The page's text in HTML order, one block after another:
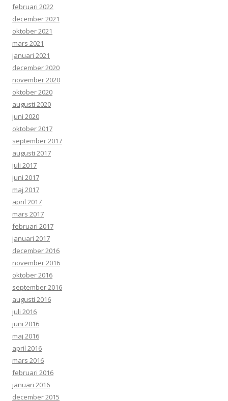
februari 2022
december 2021
oktober 2021
mars 2021
januari 2021
december 2020
november 2020
oktober 2020
augusti 2020
juni 2020
oktober 2017
september 2017
augusti 2017
juli 2017
juni 2017
maj 2017
april 2017
mars 2017
februari 2017
januari 2017
december 2016
november 2016
oktober 2016
september 2016
augusti 2016
juli 2016
juni 2016
maj 2016
april 2016
mars 2016
februari 2016
januari 2016
december 2015